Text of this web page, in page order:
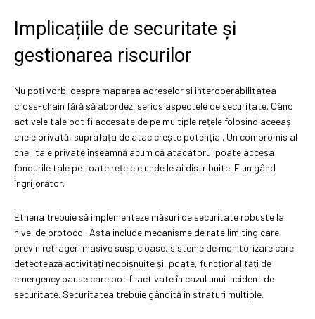
Implicațiile de securitate și
gestionarea riscurilor
Nu poți vorbi despre maparea adreselor și interoperabilitatea
cross-chain fără să abordezi serios aspectele de securitate. Când
activele tale pot fi accesate de pe multiple rețele folosind aceeași
cheie privată, suprafața de atac crește potențial. Un compromis al
cheii tale private înseamnă acum că atacatorul poate accesa
fondurile tale pe toate rețelele unde le ai distribuite. E un gând
îngrijorător.
Ethena trebuie să implementeze măsuri de securitate robuste la
nivel de protocol. Asta include mecanisme de rate limiting care
previn retrageri masive suspicioase, sisteme de monitorizare care
detectează activități neobișnuite și, poate, funcționalități de
emergency pause care pot fi activate în cazul unui incident de
securitate. Securitatea trebuie gândită în straturi multiple.